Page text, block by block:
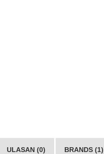
ULASAN (0) BRANDS (1)